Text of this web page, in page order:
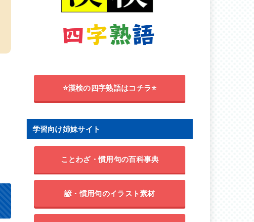
⭐漢検の四字熟語はコチラ⭐
学習向け姉妹サイト
ことわざ・慣用句の百科事典
諺・慣用句のイラスト素材